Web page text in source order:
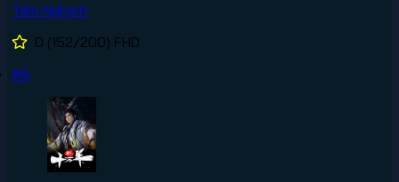
Tiên Nghịch
0 (152/200) FHD
#6